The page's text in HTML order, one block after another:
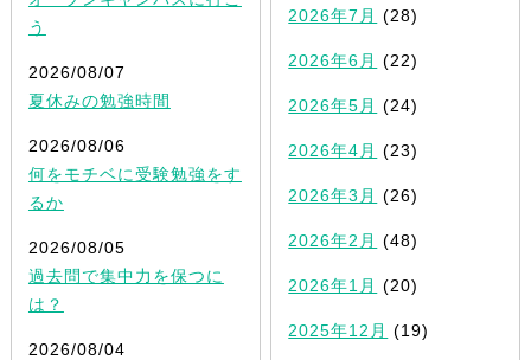
う
2026/08/07
夏休みの勉強時間
2026/08/06
何をモチベに受験勉強をす
るか
2026/08/05
過去問で集中力を保つに
は？
2026/08/04
2026年7月 (28)
2026年6月 (22)
2026年5月 (24)
2026年4月 (23)
2026年3月 (26)
2026年2月 (48)
2026年1月 (20)
2025年12月 (19)